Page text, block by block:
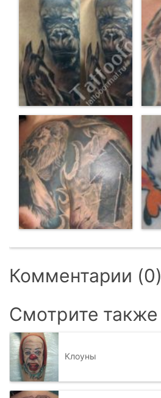
Комментарии (0)
Смотрите также
Клоуны